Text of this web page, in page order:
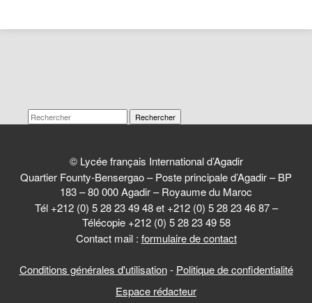
Rechercher
© Lycée français International d’Agadir
Quartier Founty-Bensergao – Poste principale d’Agadir – BP
183 – 80 000 Agadir – Royaume du Maroc
Tél +212 (0) 5 28 23 49 48 et +212 (0) 5 28 23 46 87 –
Télécopie +212 (0) 5 28 23 49 58
Contact mail : formulaire de contact
Conditions générales d'utilisation- Politique de confidentialité
Espace rédacteur